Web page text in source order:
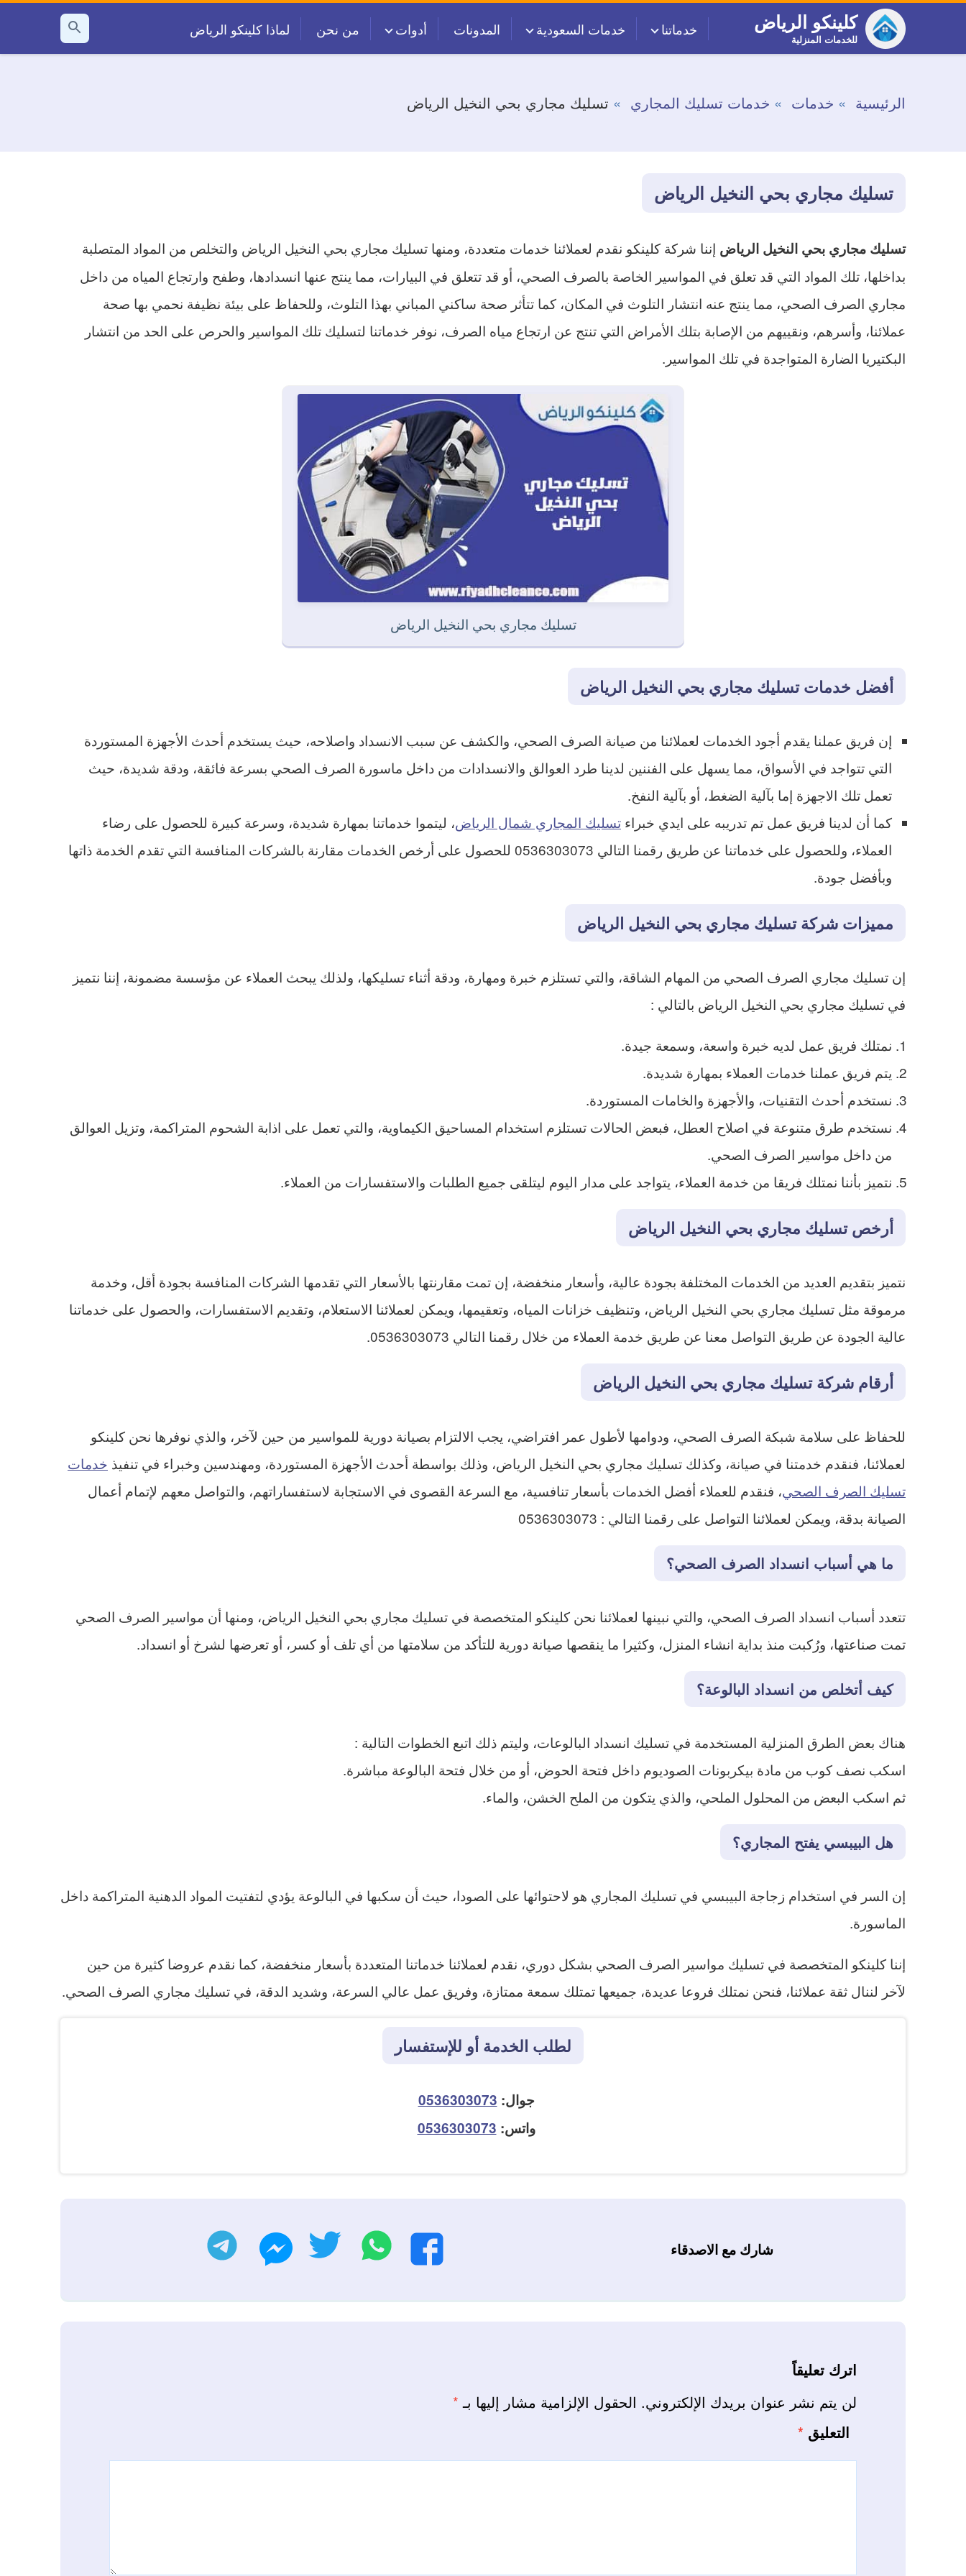
كلينكو الرياض
للخدمات المنزلية
خدماتنا خدمات السعودية المدونات أدوات من نحن لماذا كلينكو الرياض
بحث
عن
الرئيسية خدمات خدمات تسليك المجاري تسليك مجاري بحي النخيل الرياض
تسليك مجاري بحي النخيل الرياض
تسليك مجاري بحي النخيل الرياض إننا شركة كلينكو نقدم لعملائنا خدمات متعددة، ومنها تسليك مجاري بحي النخيل الرياض والتخلص من المواد المتصلبة
بداخلها، تلك المواد التي قد تعلق في المواسير الخاصة بالصرف الصحي، أو قد تتعلق في البيارات، مما ينتج عنها انسدادها، وطفح وارتجاع المياه من داخل
مجاري الصرف الصحي، مما ينتج عنه انتشار التلوث في المكان، كما تتأثر صحة ساكني المباني بهذا التلوث، وللحفاظ على بيئة نظيفة نحمي بها صحة
عملائنا، وأسرهم، ونقييهم من الإصابة بتلك الأمراض التي تنتج عن ارتجاع مياه الصرف، نوفر خدماتنا لتسليك تلك المواسير والحرص على الحد من انتشار
البكتيريا الضارة المتواجدة في تلك المواسير.
تسليك مجاري بحي النخيل الرياض
أفضل خدمات تسليك مجاري بحي النخيل الرياض
إن فريق عملنا يقدم أجود الخدمات لعملائنا من صيانة الصرف الصحي، والكشف عن سبب الانسداد واصلاحه، حيث يستخدم أحدث الأجهزة المستوردة
التي تتواجد في الأسواق، مما يسهل على الفننين لدينا طرد العوالق والانسدادات من داخل ماسورة الصرف الصحي بسرعة فائقة، ودقة شديدة، حيث
تعمل تلك الاجهزة إما بآلية الضغط، أو بآلية النفخ.
كما أن لدينا فريق عمل تم تدريبه على ايدي خبراء تسليك المجاري شمال الرياض، ليتموا خدماتنا بمهارة شديدة، وسرعة كبيرة للحصول على رضاء
العملاء، وللحصول على خدماتنا عن طريق رقمنا التالي 0536303073 للحصول على أرخص الخدمات مقارنة بالشركات المنافسة التي تقدم الخدمة ذاتها
وبأفضل جودة.
مميزات شركة تسليك مجاري بحي النخيل الرياض
إن تسليك مجاري الصرف الصحي من المهام الشاقة، والتي تستلزم خبرة ومهارة، ودقة أثناء تسليكها، ولذلك يبحث العملاء عن مؤسسة مضمونة، إننا نتميز
في تسليك مجاري بحي النخيل الرياض بالتالي :
نمتلك فريق عمل لديه خبرة واسعة، وسمعة جيدة.
يتم فريق عملنا خدمات العملاء بمهارة شديدة.
نستخدم أحدث التقنيات، والأجهزة والخامات المستوردة.
نستخدم طرق متنوعة في اصلاح العطل، فبعض الحالات تستلزم استخدام المساحيق الكيماوية، والتي تعمل على اذابة الشحوم المتراكمة، وتزيل العوالق
من داخل مواسير الصرف الصحي.
نتميز بأننا نمتلك فريقا من خدمة العملاء، يتواجد على مدار اليوم ليتلقى جميع الطلبات والاستفسارات من العملاء.
أرخص تسليك مجاري بحي النخيل الرياض
نتميز بتقديم العديد من الخدمات المختلفة بجودة عالية، وأسعار منخفضة، إن تمت مقارنتها بالأسعار التي تقدمها الشركات المنافسة بجودة أقل، وخدمة
مرموقة مثل تسليك مجاري بحي النخيل الرياض، وتنظيف خزانات المياه، وتعقيمها، ويمكن لعملائنا الاستعلام، وتقديم الاستفسارات، والحصول على خدماتنا
عالية الجودة عن طريق التواصل معنا عن طريق خدمة العملاء من خلال رقمنا التالي 0536303073.
أرقام شركة تسليك مجاري بحي النخيل الرياض
للحفاظ على سلامة شبكة الصرف الصحي، ودوامها لأطول عمر افتراضي، يجب الالتزام بصيانة دورية للمواسير من حين لآخر، والذي نوفرها نحن كلينكو
لعملائنا، فنقدم خدمتنا في صيانة، وكذلك تسليك مجاري بحي النخيل الرياض، وذلك بواسطة أحدث الأجهزة المستوردة، ومهندسين وخبراء في تنفيذ خدمات
تسليك الصرف الصحي، فنقدم للعملاء أفضل الخدمات بأسعار تنافسية، مع السرعة القصوى في الاستجابة لاستفساراتهم، والتواصل معهم لإتمام أعمال
الصيانة بدقة، ويمكن لعملائنا التواصل على رقمنا التالي : 0536303073
ما هي أسباب انسداد الصرف الصحي؟
تتعدد أسباب انسداد الصرف الصحي، والتي نبينها لعملائنا نحن كلينكو المتخصصة في تسليك مجاري بحي النخيل الرياض، ومنها أن مواسير الصرف الصحي
تمت صناعتها، ورُكبت منذ بداية انشاء المنزل، وكثيرا ما ينقصها صيانة دورية للتأكد من سلامتها من أي تلف أو كسر، أو تعرضها لشرخ أو انسداد.
كيف أتخلص من انسداد البالوعة؟
هناك بعض الطرق المنزلية المستخدمة في تسليك انسداد البالوعات، وليتم ذلك اتبع الخطوات التالية :
اسكب نصف كوب من مادة بيكربونات الصوديوم داخل فتحة الحوض، أو من خلال فتحة البالوعة مباشرة.
ثم اسكب البعض من المحلول الملحي، والذي يتكون من الملح الخشن، والماء.
هل البيبسي يفتح المجاري؟
إن السر في استخدام زجاجة البيبسي في تسليك المجاري هو لاحتوائها على الصودا، حيث أن سكبها في البالوعة يؤدي لتفتيت المواد الدهنية المتراكمة داخل
الماسورة.
إننا كلينكو المتخصصة في تسليك مواسير الصرف الصحي بشكل دوري، نقدم لعملائنا خدماتنا المتعددة بأسعار منخفضة، كما نقدم عروضا كثيرة من حين
لآخر لننال ثقة عملائنا، فنحن نمتلك فروعا عديدة، جميعها تمتلك سمعة ممتازة، وفريق عمل عالي السرعة، وشديد الدقة، في تسليك مجاري الصرف الصحي.
لطلب الخدمة أو للإستفسار
جوال: 0536303073
واتس: 0536303073
شارك مع الاصدقاء فيسبوك واتساب تويتر ماسنجر
اترك تعليقاً
لن يتم نشر عنوان بريدك الإلكتروني. الحقول الإلزامية مشار إليها بـ *
التعليق *